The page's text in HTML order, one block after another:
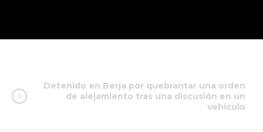
Detenido en Berja por quebrantar una orden
de alejamiento tras una discusión en un
vehículo